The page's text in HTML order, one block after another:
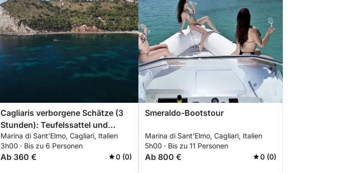
Cagliaris verborgene Schätze (3
Stunden): Teufelssattel und
natürliche Pools
Marina di Sant'Elmo, Cagliari, Italien
3h00 · Bis zu 6 Personen
Ab 360 € 0 (0)
Smeraldo-Bootstour
Marina di Sant'Elmo, Cagliari, Italien
5h00 · Bis zu 11 Personen
Ab 800 € 0 (0)